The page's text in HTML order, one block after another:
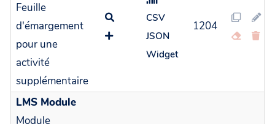
Feuille
d'émargement
pour une
activité
supplémentaire
CSV
JSON
Widget
1204
LMS Module
Module